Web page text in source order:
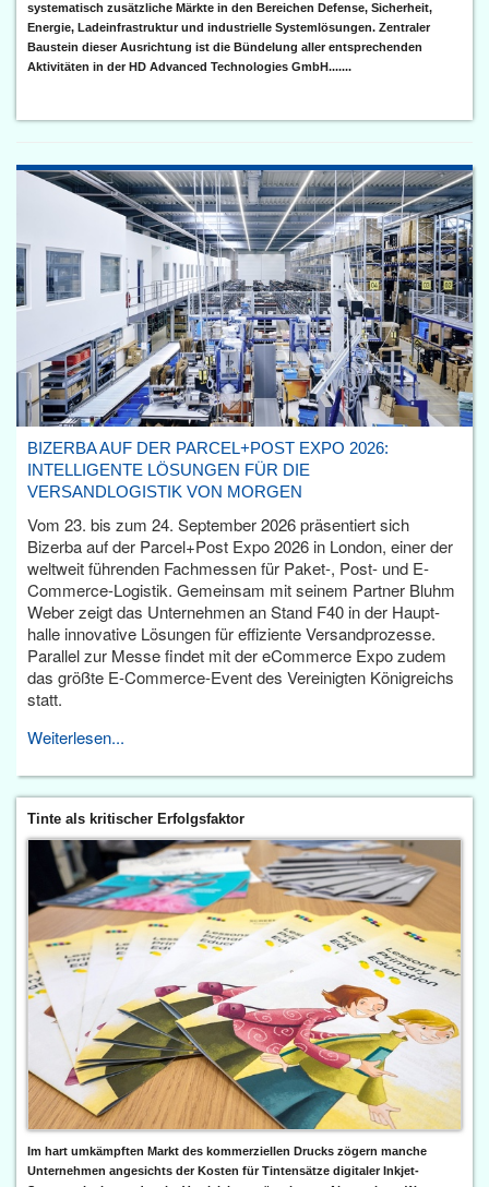
systematisch zusätzliche Märkte in den Bereichen Defense, Sicherheit,
Energie, Ladeinfrastruktur und industrielle Systemlösungen. Zentraler
Baustein dieser Ausrichtung ist die Bündelung aller entsprechenden
Aktivitäten in der HD Advanced Technologies GmbH.......
BIZERBA AUF DER PARCEL+POST EXPO 2026:
INTELLIGENTE LÖSUNGEN FÜR DIE
VERSANDLOGISTIK VON MORGEN
Vom 23. bis zum 24. September 2026 präsentiert sich
Bizerba auf der Parcel+Post Expo 2026 in London, einer der
weltweit führenden Fachmessen für Paket-, Post- und E-
Commerce-Logistik. Gemeinsam mit seinem Partner Bluhm
Weber zeigt das Unternehmen an Stand F40 in der Haupt­
halle innovative Lösungen für effiziente Versandprozesse.
Parallel zur Messe findet mit der eCommerce Expo zudem
das größte E-Commerce-Event des Vereinigten Königreichs
statt.
Weiterlesen...
Tinte als kritischer Erfolgsfaktor
Im hart umkämpften Markt des kommerziellen Drucks zögern manche
Unternehmen angesichts der Kosten für Tintensätze digitaler Inkjet-